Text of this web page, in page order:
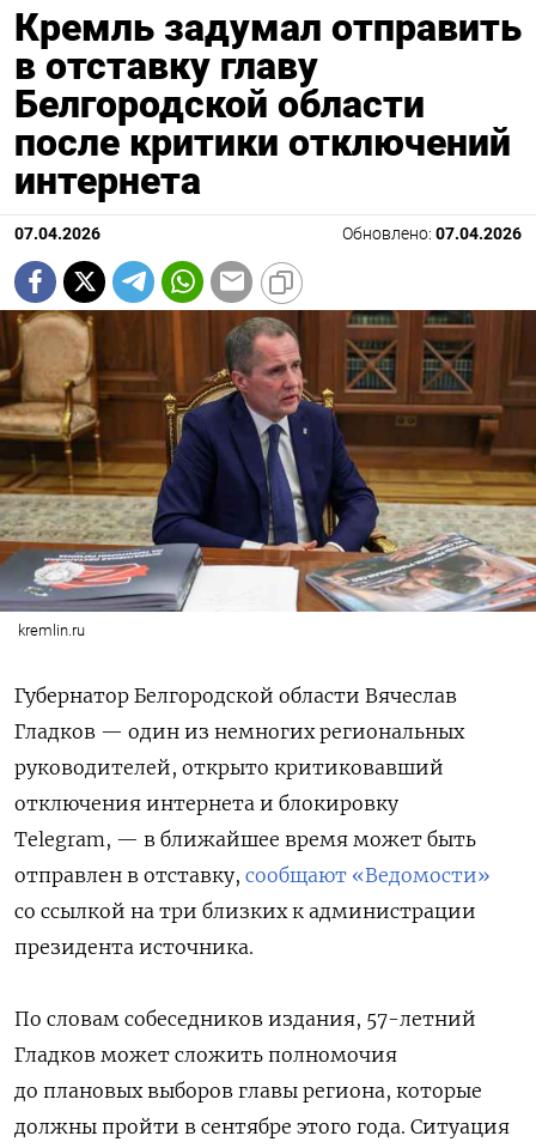
Кремль задумал отправить
в отставку главу
Белгородской области
после критики отключений
интернета
07.04.2026 Обновлено: 07.04.2026
kremlin.ru
Губернатор Белгородской области Вячеслав
Гладков — один из немногих региональных
руководителей, открыто критиковавший
отключения интернета и блокировку
Telegram, — в ближайшее время может быть
отправлен в отставку, сообщают «Ведомости»
со ссылкой на три близких к администрации
президента источника.
По словам собеседников издания, 57-летний
Гладков может сложить полномочия
до плановых выборов главы региона, которые
должны пройти в сентябре этого года. Ситуация